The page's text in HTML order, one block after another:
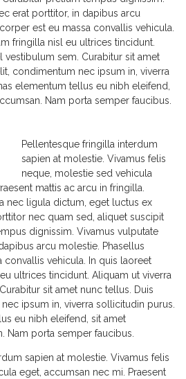
erat porttitor, in dapibus arcu
est eu massa convallis vehicula.
fringilla nisl eu ultrices tincidunt.
vestibulum sem. Curabitur sit amet
condimentum nec ipsum in, viverra
elementum tellus eu nibh eleifend,
Nam porta semper faucibus.
Pellentesque fringilla interdum
sapien at molestie. Vivamus felis
neque, molestie sed vehicula
mattis ac arcu in fringilla.
nec ligula dictum, eget luctus ex
nec quam sed, aliquet suscipit
dignissim. Vivamus vulputate
arcu molestie. Phasellus
convallis vehicula. In quis laoreet
ultrices tincidunt. Aliquam ut viverra
sit amet nunc tellus. Duis
ipsum in, viverra sollicitudin purus.
eu nibh eleifend, sit amet
Nam porta semper faucibus.
sapien at molestie. Vivamus felis
eget, accumsan nec mi. Praesent